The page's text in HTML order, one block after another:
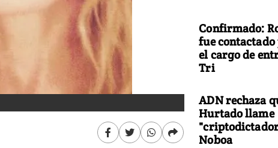
Confirmado:
fue contactado
el cargo de
Tri
ADN rechaza
Hurtado llame
Noboa